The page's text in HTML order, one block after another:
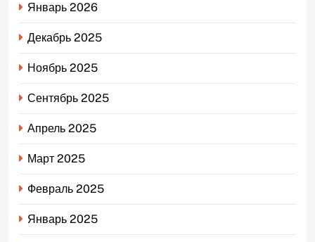
Январь 2026
Декабрь 2025
Ноябрь 2025
Сентябрь 2025
Апрель 2025
Март 2025
Февраль 2025
Январь 2025